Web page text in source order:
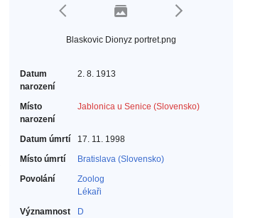
Blaskovic Dionyz portret.png
Datum
narození
2. 8. 1913
Místo
narození
Jablonica u Senice (Slovensko)
Datum úmrtí
17. 11. 1998
Místo úmrtí
Bratislava (Slovensko)
Povolání
Zoolog‎
Lékaři‎
Významnost
D